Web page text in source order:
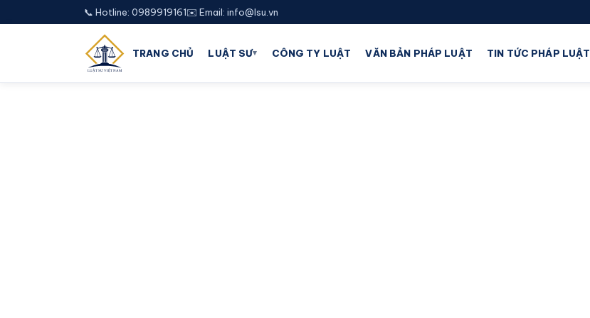
📞 Hotline: 0989919161✉️ Email: info@lsu.vn
TRANG CHỦ LUẬT SƯ▾ CÔNG TY LUẬT VĂN BẢN PHÁP LUẬT TIN TỨC PHÁP LUẬT